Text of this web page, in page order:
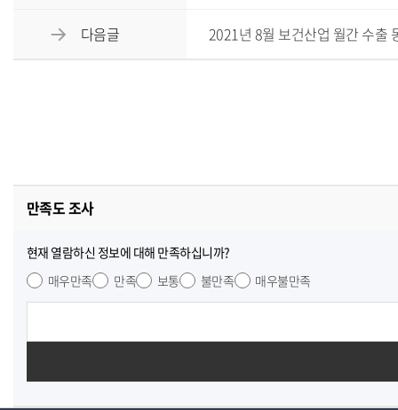
다음글 2021년 8월 보건산업 월간 수출
만족도 조사
현재 열람하신 정보에 대해 만족하십니까?
매우만족
만족 보통 불만족 매우불만족